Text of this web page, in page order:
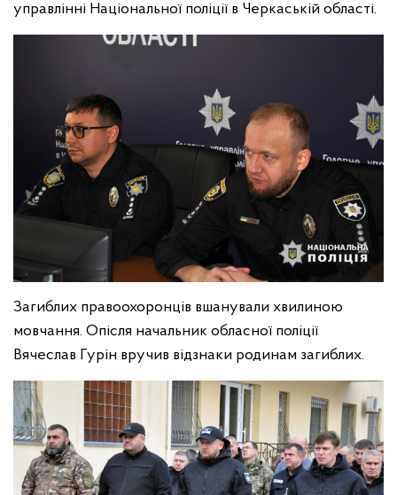
управлінні Національної поліції в Черкаській області.
Загиблих правоохоронців вшанували хвилиною
мовчання. Опісля начальник обласної поліції
Вячеслав Гурін вручив відзнаки родинам загиблих.